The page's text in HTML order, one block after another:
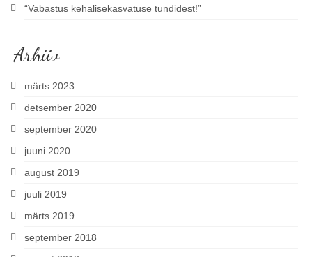
“Vabastus kehalisekasvatuse tundidest!”
Arhiiv
märts 2023
detsember 2020
september 2020
juuni 2020
august 2019
juuli 2019
märts 2019
september 2018